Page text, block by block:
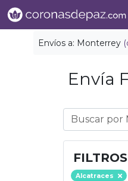
Envíos a: Monterrey
Envía
FILTROS
Alcatraces